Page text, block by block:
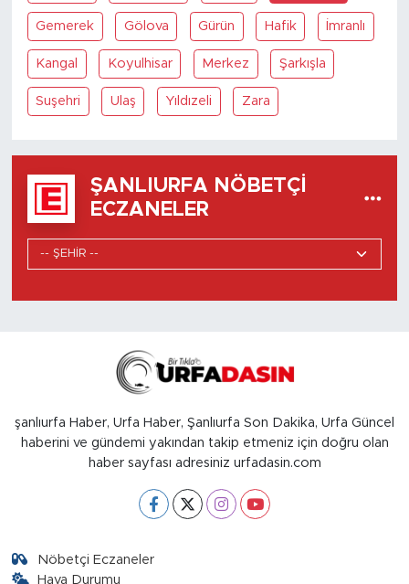
Gemerek Gölova Gürün Hafik İmranlı
Kangal Koyulhisar Merkez Şarkışla
Suşehri Ulaş Yıldızeli Zara
ŞANLIURFA NÖBETÇI
ECZANELER
şanlıurfa Haber, Urfa Haber, Şanlıurfa Son Dakika, Urfa Güncel
haberini ve gündemi yakından takip etmeniz için doğru olan
haber sayfası adresiniz urfadasin.com
Nöbetçi Eczaneler
Hava Durumu